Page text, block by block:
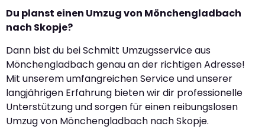
Du planst einen Umzug von Mönchengladbach
nach Skopje?
Dann bist du bei Schmitt Umzugsservice aus
Mönchengladbach genau an der richtigen Adresse!
Mit unserem umfangreichen Service und unserer
langjährigen Erfahrung bieten wir dir professionelle
Unterstützung und sorgen für einen reibungslosen
Umzug von Mönchengladbach nach Skopje.